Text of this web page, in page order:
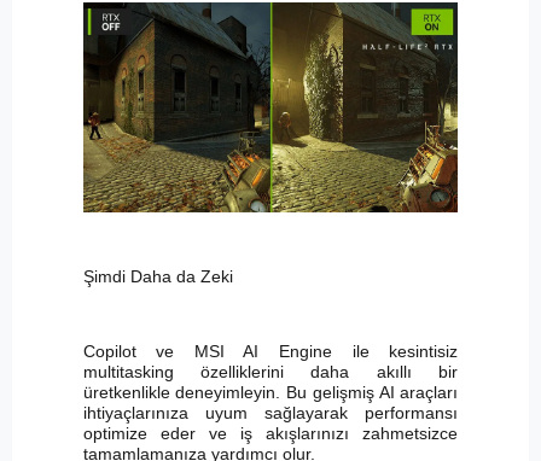
Şimdi Daha da Zeki
Copilot ve MSI AI Engine ile kesintisiz
multitasking özelliklerini daha akıllı bir
üretkenlikle deneyimleyin. Bu gelişmiş AI araçları
ihtiyaçlarınıza uyum sağlayarak performansı
optimize eder ve iş akışlarınızı zahmetsizce
tamamlamanıza yardımcı olur.